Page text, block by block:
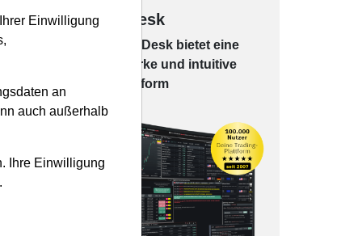
Trading-Desk
Desk bie­tet eine
leis­tungs­star­ke und in­tui­tive
Han­dels­platt­form
Einwilligung
an
auch außerhalb
Ihre Einwilligung